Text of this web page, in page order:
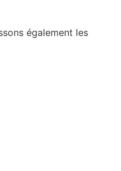
également les